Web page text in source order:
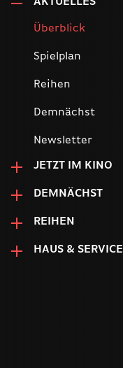
Überblick
Spielplan
Reihen
Demnächst
Newsletter
JETZT IM KINO
DEMNÄCHST
REIHEN
HAUS & SERVICE